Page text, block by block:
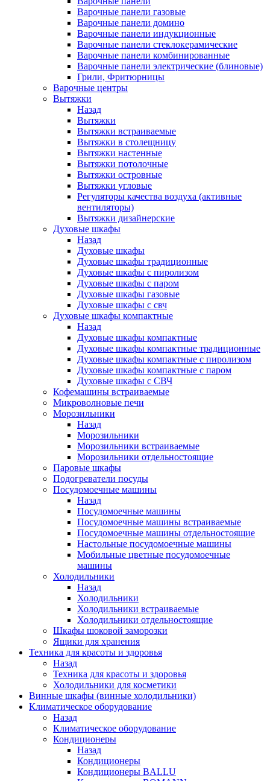
Варочные панели газовые
Варочные панели домино
Варочные панели индукционные
Варочные панели стеклокерамические
Варочные панели комбинированные
Варочные панели электрические (блиновые)
Грили, Фритюрницы
Варочные центры
Вытяжки
Назад
Вытяжки
Вытяжки встраиваемые
Вытяжки в столещницу
Вытяжки настенные
Вытяжки потолочные
Вытяжки островные
Вытяжки угловые
Регуляторы качества воздуха (активные
вентиляторы)
Вытяжки дизайнерские
Духовые шкафы
Назад
Духовые шкафы
Духовые шкафы традиционные
Духовые шкафы с пиролизом
Духовые шкафы с паром
Духовые шкафы газовые
Духовые шкафы с свч
Духовые шкафы компактные
Назад
Духовые шкафы компактные
Духовые шкафы компактные традиционные
Духовые шкафы компактные с пиролизом
Духовые шкафы компактные с паром
Духовые шкафы с СВЧ
Кофемашины встраиваемые
Микроволновые печи
Морозильники
Назад
Морозильники
Морозильники встраиваемые
Морозильники отдельностоящие
Паровые шкафы
Подогреватели посуды
Посудомоечные машины
Назад
Посудомоечные машины
Посудомоечные машины встраиваемые
Посудомоечные машины отдельностоящие
Настольные посудомоечные машины
Мобильные цветные посудомоечные
машины
Холодильники
Назад
Холодильники
Холодильники встраиваемые
Холодильники отдельностоящие
Шкафы шоковой заморозки
Ящики для хранения
Техника для красоты и здоровья
Назад
Техника для красоты и здоровья
Холодильники для косметики
Винные шкафы (винные холодильники)
Климатическое оборудование
Назад
Климатическое оборудование
Кондиционеры
Назад
Кондиционеры
Кондиционеры BALLU